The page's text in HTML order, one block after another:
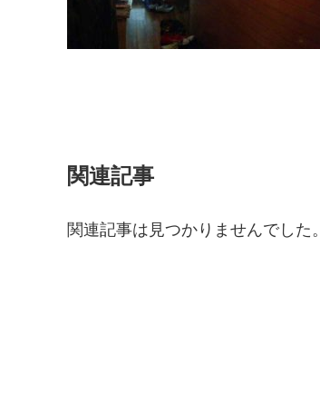
関連記事
関連記事は見つかりませんでした。